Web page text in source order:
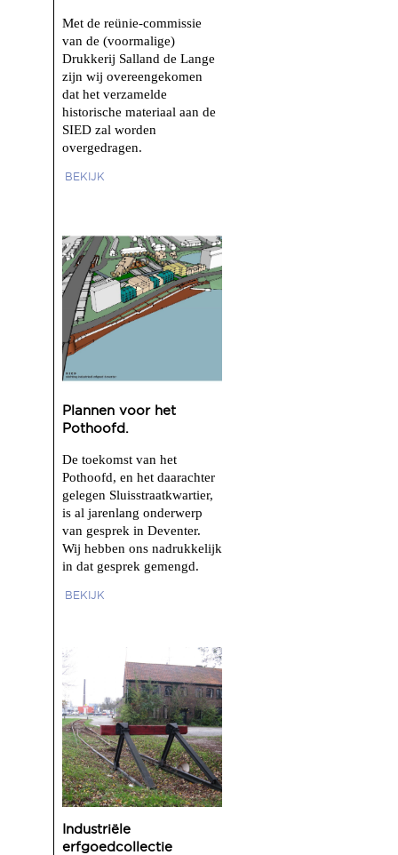
Met de reünie-commissie
van de (voormalige)
Drukkerij Salland de Lange
zijn wij overeengekomen
dat het verzamelde
historische materiaal aan de
SIED zal worden
overgedragen.
BEKIJK
Plannen voor het
Pothoofd.
De toekomst van het
Pothoofd, en het daarachter
gelegen Sluisstraatkwartier,
is al jarenlang onderwerp
van gesprek in Deventer.
Wij hebben ons nadrukkelijk
in dat gesprek gemengd.
BEKIJK
Industriële
erfgoedcollectie